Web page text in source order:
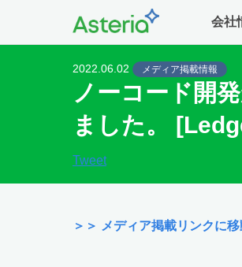
会社
2022.06.02 メディア掲載情報
ノーコード開
ました。
Tweet
＞＞ メディア掲載リンクに